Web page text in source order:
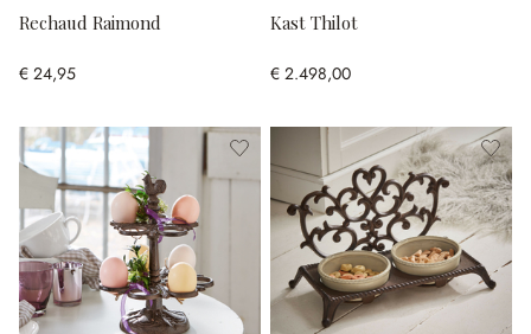
Rechaud Raimond
€ 24,95
Kast Thilot
€ 2.498,00